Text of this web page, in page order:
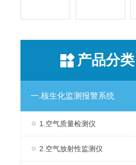
产品分类
一.核生化监测报警系统
1.空气质量检测仪
2.空气放射性监测仪